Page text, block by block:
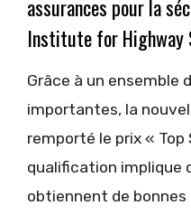
assurances pour la
Institute for Highway
Grâce à un ensemble
importantes, la
remporté le prix «
qualification implique
obtiennent de bonnes